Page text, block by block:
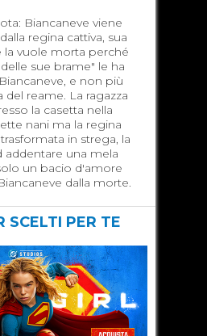
Biancaneve viene
regina cattiva, sua
la vuole morta perché
sue brame" le ha
e non più
del reame. La ragazza
la casetta nella
nani ma la regina
in strega, la
addentare una mela
un bacio d'amore
dalla morte.
SCELTI PER TE